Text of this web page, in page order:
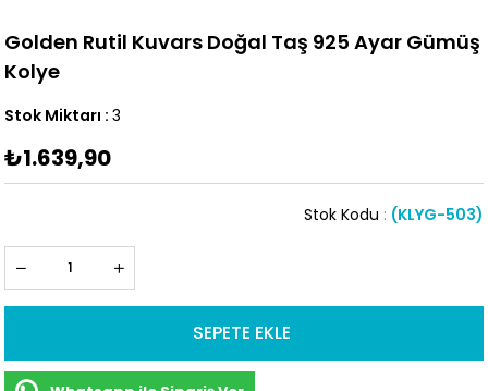
Golden Rutil Kuvars Doğal Taş 925 Ayar Gümüş
Kolye
Stok Miktarı : 3
₺1.639,90
(KLYG-503)
Stok Kodu